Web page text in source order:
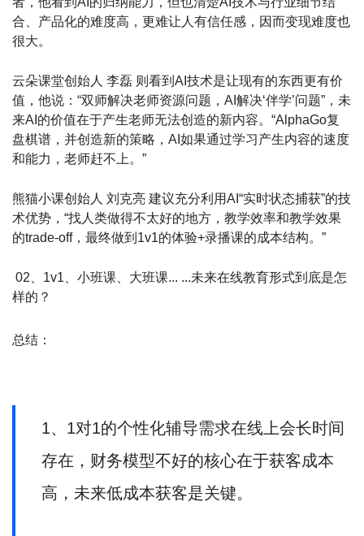
合、产品化的难度高，更难让人有信任感，因而变现难度也
很大。
云朵课堂创始人 李磊 则看到AI技术是让现有的东西更有价
值，他说：“双师解决老师资源问题，AI解决‘伴学’问题”，未
来AI的价值在于产生老师无法创造的新内容。“AlphaGo复
盘棋谱，并创造新的策略，AI如果通过学习产生内容的速度
和能力，老师赶不上。”
熊猫小课创始人 刘克亮 建议充分利用AI“实时状态捕获”的技
术优势，“找人类做得不太好的地方，教学效率和教学效果
的trade-off，最终做到1v1的体验+录播课的成本结构。”
02、1v1、小班课、大班课... ...未来在线教育形式到底是怎
样的？
总结：
1、1对1的个性化辅导需求在线上会长时间
存在，财务模型不好的核心在于获客成本
高，未来低成本获客是关键。